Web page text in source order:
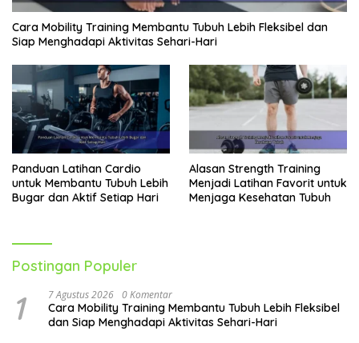
Cara Mobility Training Membantu Tubuh Lebih Fleksibel dan
Siap Menghadapi Aktivitas Sehari-Hari
Panduan Latihan Cardio
untuk Membantu Tubuh Lebih
Bugar dan Aktif Setiap Hari
Alasan Strength Training
Menjadi Latihan Favorit untuk
Menjaga Kesehatan Tubuh
Postingan Populer
1 7 Agustus 2026 0 Komentar
Cara Mobility Training Membantu Tubuh Lebih Fleksibel
dan Siap Menghadapi Aktivitas Sehari-Hari